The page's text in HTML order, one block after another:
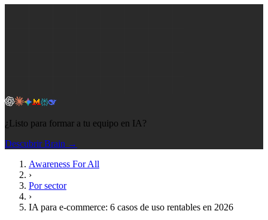
¿Listo para formar a tu equipo en IA?
Descubrir Brain →
Awareness For All
›
Por sector
›
IA para e-commerce: 6 casos de uso rentables en 2026